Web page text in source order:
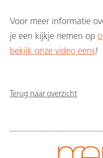
Voor meer informatie
je een kijkje nemen op
bekijk onze video eens!
Terug naar overzicht